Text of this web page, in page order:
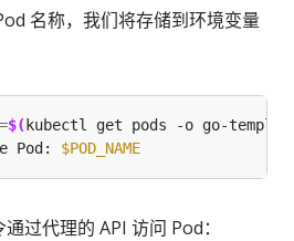
名称，我们将存储到环境变量
=$( kubectl get pods -o go-
Pod: $POD_NAME
过代理的 API 访问 Pod：